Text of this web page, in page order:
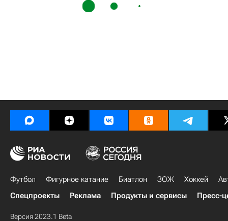
Футбол Фигурное катание Биатлон ЗОЖ Хоккей
Спецпроекты
Реклама Продукты и сервисы Пресс-
Версия 2023.1 Beta